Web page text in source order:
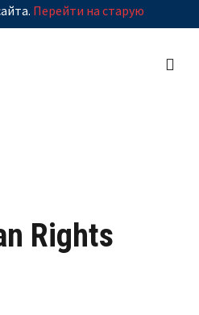
Перейти на старую
Rights